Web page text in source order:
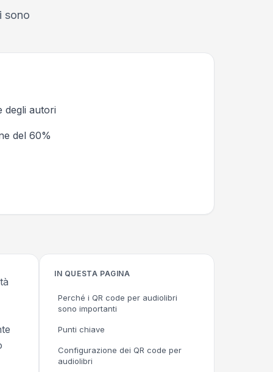
sono
degli autori
del 60%
IN QUESTA PAGINA
Perché i QR code per audiolibri
sono importanti
Punti chiave
Configurazione dei QR code per
audiolibri